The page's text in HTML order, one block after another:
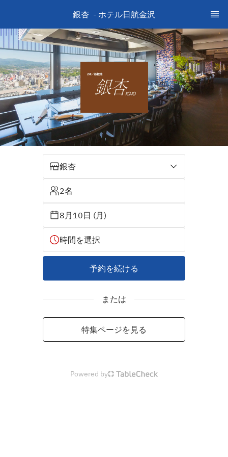
銀杏  - ホテル日航金沢
銀杏
2名
8月10日 (月)
時間を選択
予約を続ける
または
特集ページを見る
Powered by